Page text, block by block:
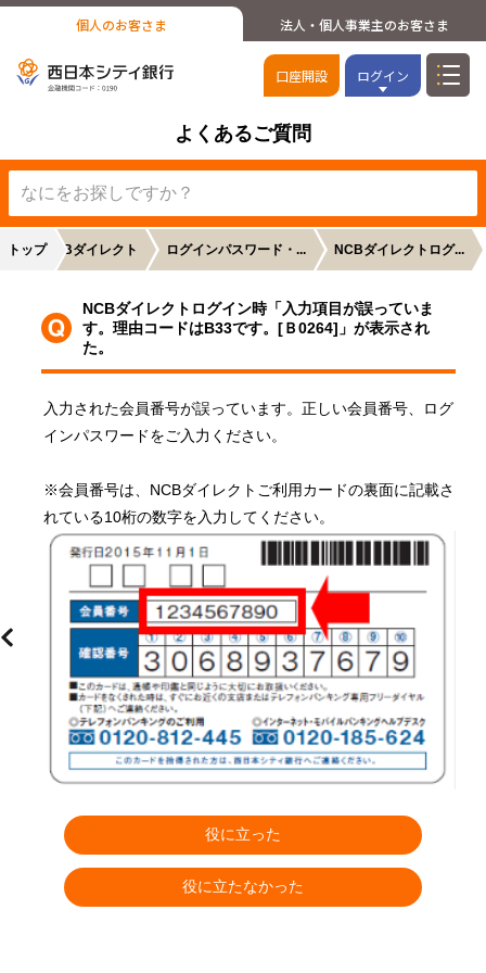
個人のお客さま 法人・個人事業主のお客さま
口座開設 ログイン
よくあるご質問
トップNCBダイレクト ログインパスワード・... NCBダイレクトログ...
NCBダイレクトログイン時「入力項目が誤っていま
す。理由コードはB33です。[Ｂ0264]」が表示され
た。
入力された会員番号が誤っています。正しい会員番号、ログ
インパスワードをご入力ください。
※会員番号は、NCBダイレクトご利用カードの裏面に記載さ
れている10桁の数字を入力してください。
役に立った
役に立たなかった